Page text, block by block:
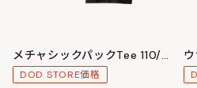
メチャシックパックTee 110/130/150/S/M/L/XL/XXL
DOD STORE価格